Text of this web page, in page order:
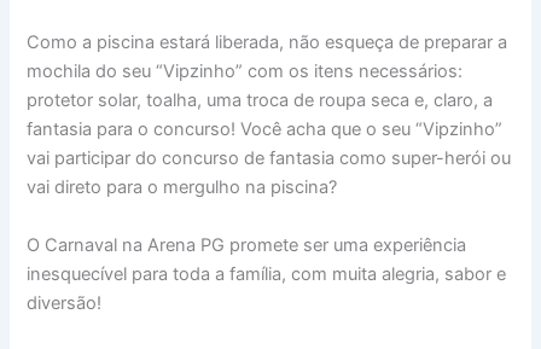
Como a piscina estará liberada, não esqueça de preparar a
mochila do seu “Vipzinho” com os itens necessários:
protetor solar, toalha, uma troca de roupa seca e, claro, a
fantasia para o concurso! Você acha que o seu “Vipzinho”
vai participar do concurso de fantasia como super-herói ou
vai direto para o mergulho na piscina?
O Carnaval na Arena PG promete ser uma experiência
inesquecível para toda a família, com muita alegria, sabor e
diversão!